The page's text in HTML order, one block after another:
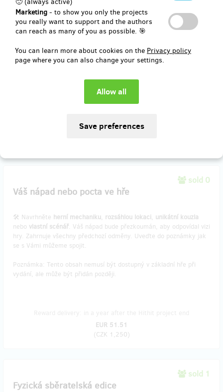
Marketing - to show you only the projects
you really want to support and the authors
can reach as many of you as possible. 🎯
You can learn more about cookies on the Privacy policy
page where you can also change your settings.
🏺 Zanechte svou stopu tím, že pojmenujete
legendární předmětve hře. Můžete také přidat
vlastní zprávu nebo
citát , který se objeví na načítacích obrazovkách. Všechny příspěvky
budou přezkoumány, aby odpovídaly hernímu světu. Zahrnuje
můžeme spojit.
vydání, ale může být přidán později.
EUR 41.21
sold 0
Váš nápad nebo pocta ve hře
🛠 Navrhněte herní mechaniku, rozsáhlou lokaci, unikátní kouzla
nebo vlastní scénář. Váš nápad bude přezkoumán, aby odpovídal vizi
hry. Zahrnuje všechny předchozí odměny. Uveďte do poznámky jak
se s Vámi můžeme spojit.
Poznámka: Tento obsah nemusí být dostupný v základní hře při
vydání, ale může být přidán později.
EUR 51.51
(CZK 1,250)
sold 1
Fyzická sběratelská edice